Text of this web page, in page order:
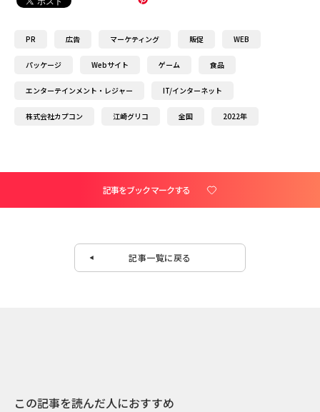
PR 広告 マーケティング 販促 WEB
パッケージ Webサイト ゲーム 食品
エンターテインメント・レジャー IT/インターネット
株式会社カプコン 江崎グリコ 全国 2022年
記事をブックマークする
記事一覧に戻る
この記事を読んだ人におすすめ